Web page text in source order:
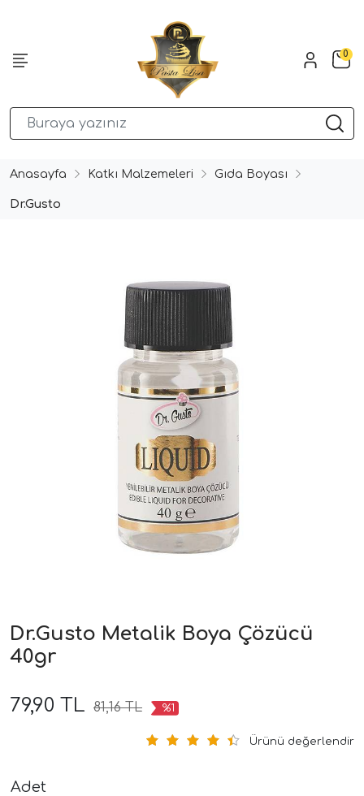
0
Anasayfa Katkı Malzemeleri Gıda Boyası
Dr.Gusto
Dr.Gusto Metalik Boya Çözücü
40gr
79,90 TL 81,16 TL %1
Ürünü değerlendir
Adet